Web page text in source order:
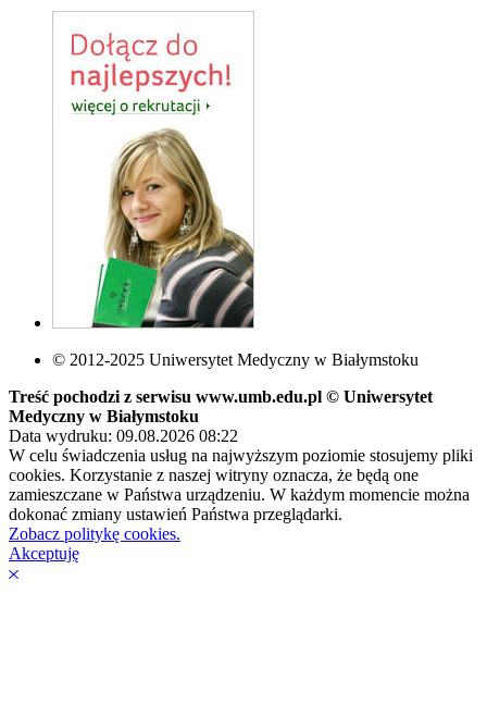
© 2012-2025 Uniwersytet Medyczny w Białymstoku
Treść pochodzi z serwisu www.umb.edu.pl © Uniwersytet
Medyczny w Białymstoku
Data wydruku: 09.08.2026 08:22
W celu świadczenia usług na najwyższym poziomie stosujemy pliki
cookies. Korzystanie z naszej witryny oznacza, że będą one
zamieszczane w Państwa urządzeniu. W każdym momencie można
dokonać zmiany ustawień Państwa przeglądarki.
Zobacz politykę cookies.
Akceptuję